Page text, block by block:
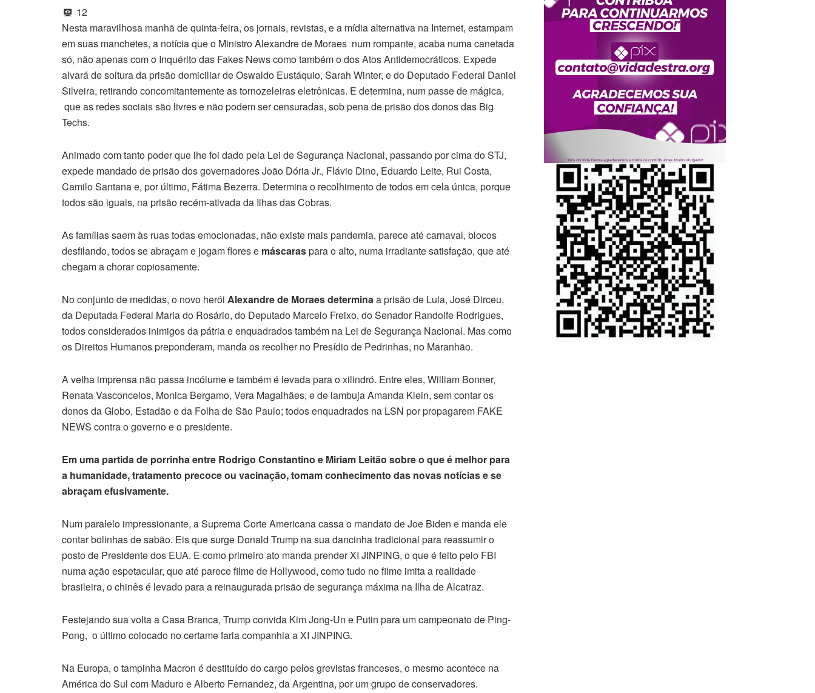
12
Nesta maravilhosa manhã de quinta-feira, os jornais, revistas, e a mídia alternativa na Internet, estampam
em suas manchetes, a notícia que o Ministro Alexandre de Moraes num rompante, acaba numa canetada
só, não apenas com o Inquérito das Fakes News como também o dos Atos Antidemocráticos. Expede
alvará de soltura da prisão domiciliar de Oswaldo Eustáquio, Sarah Winter, e do Deputado Federal Daniel
Silveira, retirando concomitantemente as tornozeleiras eletrônicas. E determina, num passe de mágica,
que as redes sociais são livres e não podem ser censuradas, sob pena de prisão dos donos das Big
Techs.
Animado com tanto poder que lhe foi dado pela Lei de Segurança Nacional, passando por cima do STJ,
expede mandado de prisão dos governadores João Dória Jr., Flávio Dino, Eduardo Leite, Rui Costa,
Camilo Santana e, por último, Fátima Bezerra. Determina o recolhimento de todos em cela única, porque
todos são iguais, na prisão recém-ativada da Ilhas das Cobras.
As famílias saem às ruas todas emocionadas, não existe mais pandemia, parece até carnaval, blocos
desfilando, todos se abraçam e jogam flores e máscaraspara o alto, numa irradiante satisfação, que até
chegam a chorar copiosamente.
No conjunto de medidas, o novo herói Alexandre de Moraes determinaa prisão de Lula, José Dirceu,
da Deputada Federal Maria do Rosário, do Deputado Marcelo Freixo, do Senador Randolfe Rodrigues,
todos considerados inimigos da pátria e enquadrados também na Lei de Segurança Nacional. Mas como
os Direitos Humanos preponderam, manda os recolher no Presídio de Pedrinhas, no Maranhão.
A velha imprensa não passa incólume e também é levada para o xilindró. Entre eles, William Bonner,
Renata Vasconcelos, Monica Bergamo, Vera Magalhães, e de lambuja Amanda Klein, sem contar os
donos da Globo, Estadão e da Folha de São Paulo; todos enquadrados na LSN por propagarem FAKE
NEWS contra o governo e o presidente.
Em uma partida de porrinha entre Rodrigo Constantino e Miriam Leitão sobre o que é melhor para
a humanidade, tratamento precoce ou vacinação, tomam conhecimento das novas notícias e se
abraçam efusivamente.
Num paralelo impressionante, a Suprema Corte Americana cassa o mandato de Joe Biden e manda ele
contar bolinhas de sabão. Eis que surge Donald Trump na sua dancinha tradicional para reassumir o
posto de Presidente dos EUA. E como primeiro ato manda prender XI JINPING, o que é feito pelo FBI
numa ação espetacular, que até parece filme de Hollywood, como tudo no filme imita a realidade
brasileira, o chinês é levado para a reinaugurada prisão de segurança máxima na Ilha de Alcatraz.
Festejando sua volta a Casa Branca, Trump convida Kim Jong-Un e Putin para um campeonato de Ping-
Pong, o último colocado no certame faria companhia a XI JINPING.
Na Europa, o tampinha Macron é destituído do cargo pelos grevistas franceses, o mesmo acontece na
América do Sul com Maduro e Alberto Fernandez, da Argentina, por um grupo de conservadores.